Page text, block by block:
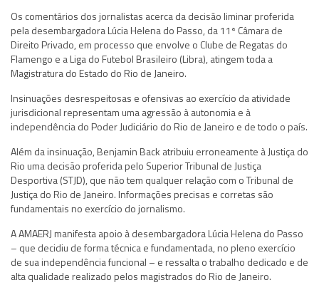
Os comentários dos jornalistas acerca da decisão liminar proferida
pela desembargadora Lúcia Helena do Passo, da 11ª Câmara de
Direito Privado, em processo que envolve o Clube de Regatas do
Flamengo e a Liga do Futebol Brasileiro (Libra), atingem toda a
Magistratura do Estado do Rio de Janeiro.
Insinuações desrespeitosas e ofensivas ao exercício da atividade
jurisdicional representam uma agressão à autonomia e à
independência do Poder Judiciário do Rio de Janeiro e de todo o país.
Além da insinuação, Benjamin Back atribuiu erroneamente à Justiça do
Rio uma decisão proferida pelo Superior Tribunal de Justiça
Desportiva (STJD), que não tem qualquer relação com o Tribunal de
Justiça do Rio de Janeiro. Informações precisas e corretas são
fundamentais no exercício do jornalismo.
A AMAERJ manifesta apoio à desembargadora Lúcia Helena do Passo
– que decidiu de forma técnica e fundamentada, no pleno exercício
de sua independência funcional – e ressalta o trabalho dedicado e de
alta qualidade realizado pelos magistrados do Rio de Janeiro.